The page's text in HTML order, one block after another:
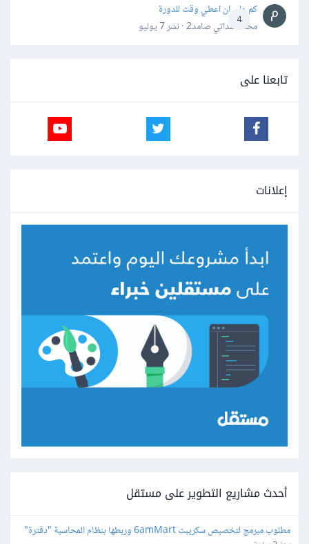
4
كم علي ان اعطي وقت للدورة
محمد سداتي صامد2 · نشر
7 يوليو
تابعنا على
إعلانات
أحدث مشاريع التطوير على مستقل